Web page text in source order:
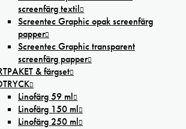
screenfärg textil
Screentec Graphic opak screenfärg
papper
Screentec Graphic transparent
screenfärg papper
& färgset
Linofärg 59 ml
Linofärg 150 ml
Linofärg 250 ml